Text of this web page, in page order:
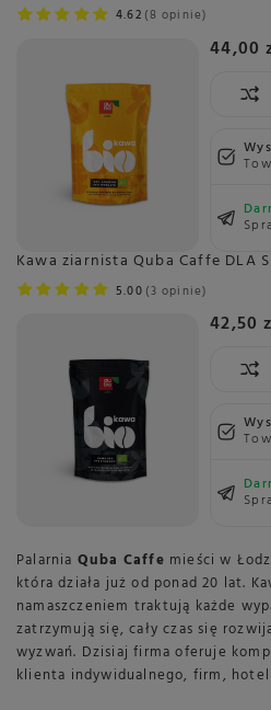
4.62 8 opinie
44,00
Kawa ziarnista Quba Caffe DLA
5.00 3 opinie
42,50
Palarnia Quba Caffe mieści w
która działa już od ponad 20 lat.
namaszczeniem traktują każde
zatrzymują się, cały czas się
wyzwań. Dzisiaj firma oferuje
klienta indywidualnego, firm,